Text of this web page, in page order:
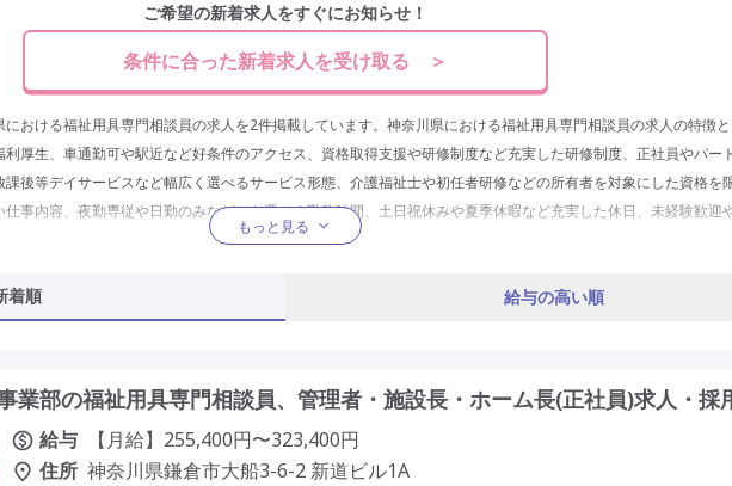
ご希望の新着求人をすぐにお知らせ！
条件に合った新着求人を受け取る ＞
おける福祉用具専門相談員の求人を2件掲載しています。神奈川県における福祉用具専門相談員の求人の特徴
厚生、車通勤可や駅近など好条件のアクセス、資格取得支援や研修制度など充実した研修制度、正社員やパー
後等デイサービスなど幅広く選べるサービス形態、介護福祉士や初任者研修などの所有者を対象にした資格を
事内容、夜勤専従や日勤のみなどから選べる勤務時間、土日祝休みや夏季休暇など充実した休日、未経験歓迎
常勤などの働き方に合わせた就業形態が挙げられるので、神奈川県で福祉用具専門相談員への転職を考えている
もっと見る
着順 給与の高い順
業部の福祉用具専門相談員、管理者・施設長・ホーム長(正社員)求人・採
給与
【月給】255,400円〜323,400円
住所 神奈川県鎌倉市大船3-6-2 新道ビル1A